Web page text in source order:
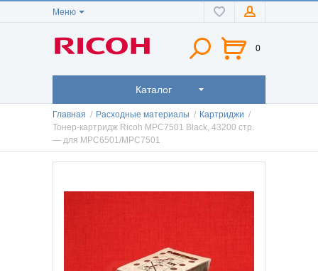
Меню
0
Каталог
Главная / Расходные материалы / Картриджи /
Тонер-картридж Ricoh MPC7501 Black, 43200 стр.
— для MPC6501/MPC7501